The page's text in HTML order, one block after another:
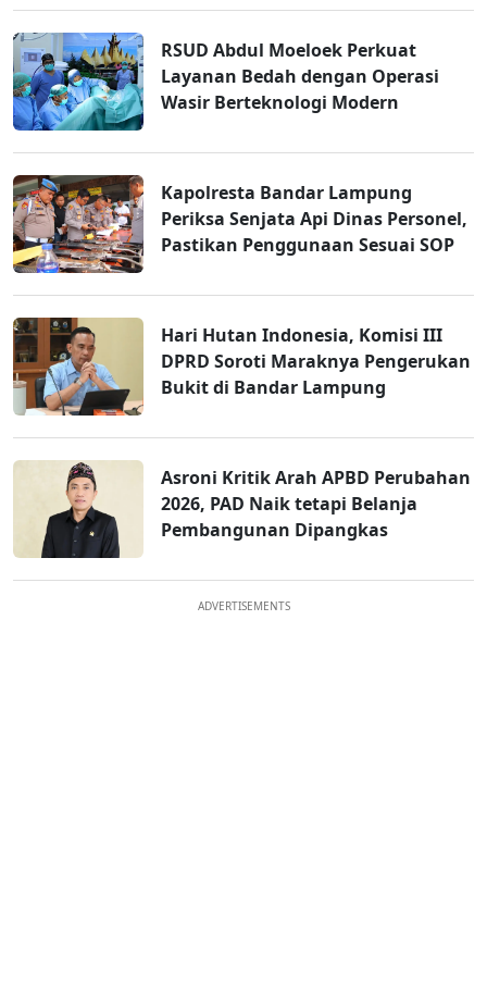
RSUD Abdul Moeloek Perkuat
Layanan Bedah dengan Operasi
Wasir Berteknologi Modern
Kapolresta Bandar Lampung
Periksa Senjata Api Dinas Personel,
Pastikan Penggunaan Sesuai SOP
Hari Hutan Indonesia, Komisi III
DPRD Soroti Maraknya Pengerukan
Bukit di Bandar Lampung
Asroni Kritik Arah APBD Perubahan
2026, PAD Naik tetapi Belanja
Pembangunan Dipangkas
ADVERTISEMENTS